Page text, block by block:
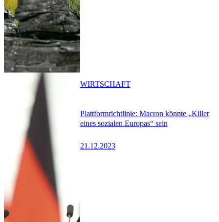
Plattformrichtlinie: Macron könnte „Killer
eines sozialen Europas“ sein
21.12.2023
WIRTSCHAFT